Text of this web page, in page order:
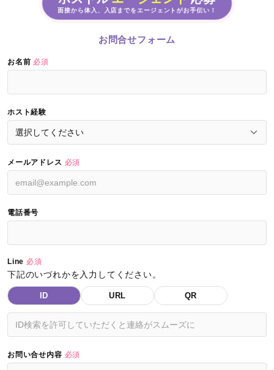
面接から体入、入店までをエージェントがお手伝い！
お問合せフォーム
お名前 必須
ホスト経験
メールアドレス 必須
電話番号
Line 必須
下記のいづれかを入力してください。
ID URL QR
お問い合せ内容 必須